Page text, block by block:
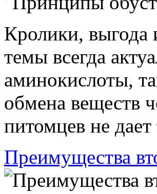
Кролики, выгода
темы всегда
аминокислоты,
обмена веществ
питомцев не
Преимущества